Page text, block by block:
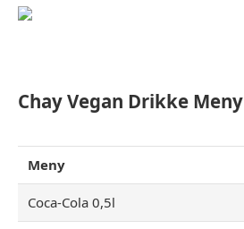
Chay Vegan Drikke Meny
Meny
Coca-Cola 0,5l